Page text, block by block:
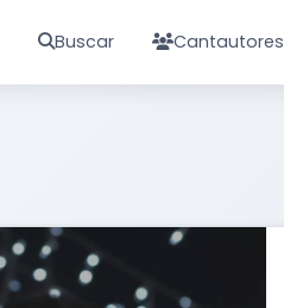
Buscar Cantautores